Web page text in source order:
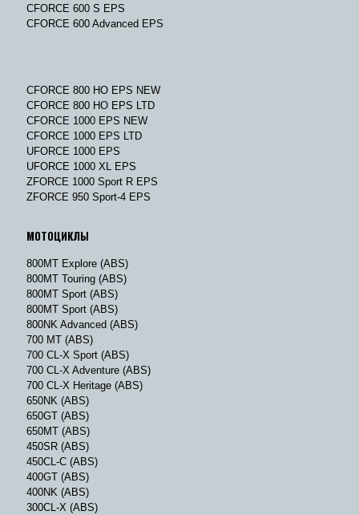
CFORCE 600 S EPS
CFORCE 600 Advanced EPS
CFORCE 800 HO EPS NEW
CFORCE 800 HO EPS LTD
CFORCE 1000 EPS NEW
CFORCE 1000 EPS LTD
UFORCE 1000 EPS
UFORCE 1000 XL EPS
ZFORCE 1000 Sport R EPS
ZFORCE 950 Sport-4 EPS
МОТОЦИКЛЫ
800MT Explore (ABS)
800MT Touring (ABS)
800MT Sport (ABS)
800MT Sport (ABS)
800NK Advanced (ABS)
700 MT (ABS)
700 CL-X Sport (ABS)
700 CL-X Adventure (ABS)
700 CL-X Heritage (ABS)
650NK (ABS)
650GT (ABS)
650MT (ABS)
450SR (ABS)
450CL-C (ABS)
400GT (ABS)
400NK (ABS)
300CL-X (ABS)